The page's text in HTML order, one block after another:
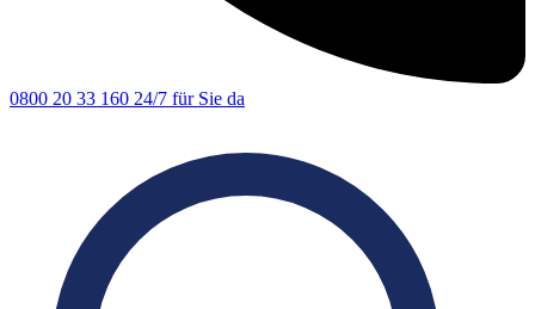
0800 20 33 160 24/7 für Sie da